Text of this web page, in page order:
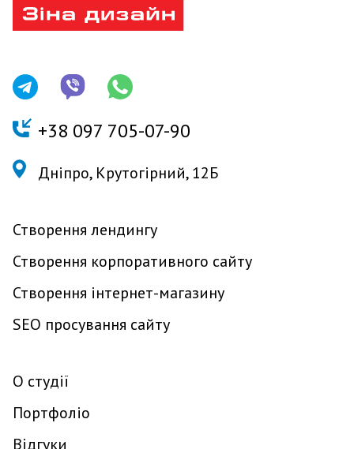
+38 097 705-07-90
Дніпро, Крутогірний, 12Б
Створення лендингу
Створення корпоративного сайту
Створення інтернет-магазину
SEO просування сайту
О студії
Портфоліо
Відгуки